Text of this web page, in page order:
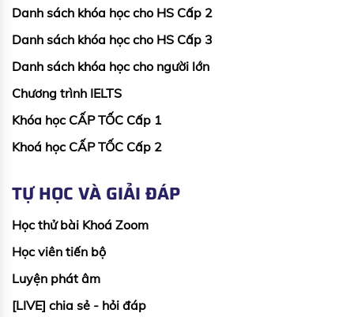
Danh sách khóa học cho HS Cấp 2
Danh sách khóa học cho HS Cấp 3
Danh sách khóa học cho người lớn
Chương trình IELTS
Khóa học CẤP TỐC Cấp 1
Khoá học CẤP TỐC Cấp 2
TỰ HỌC VÀ GIẢI ĐÁP
Học thử bài Khoá Zoom
Học viên tiến bộ
Luyện phát âm
[LIVE] chia sẻ - hỏi đáp